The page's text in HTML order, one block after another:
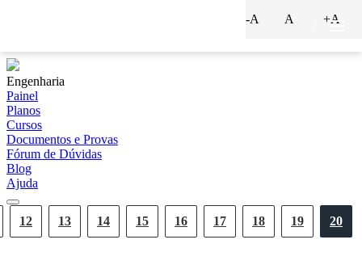
Engenharia
Painel
Planos
Cursos
Documentos e Provas
Fórum de Dúvidas
Blog
Ajuda
12 13 14 15 16 17 18 19 20
-A A +A